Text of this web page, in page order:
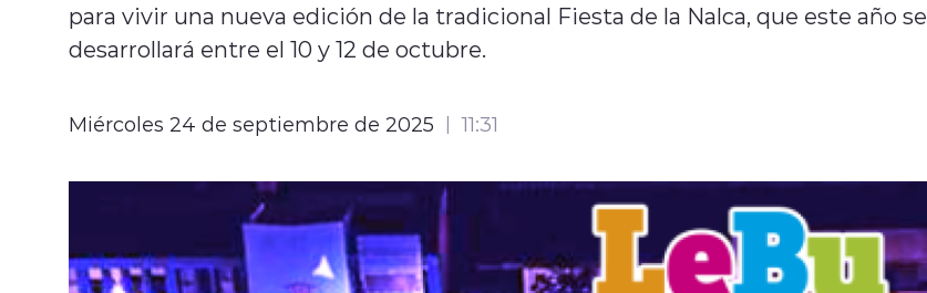
para vivir una nueva edición de la tradicional Fiesta de la Nalca, que este año se
desarrollará entre el 10 y 12 de octubre.
Miércoles 24 de septiembre de 2025 11:31